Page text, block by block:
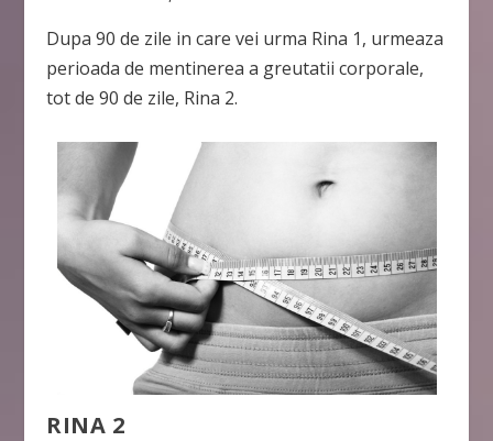
Dupa 90 de zile in care vei urma Rina 1, urmeaza
perioada de mentinerea a greutatii corporale,
tot de 90 de zile, Rina 2.
RINA 2